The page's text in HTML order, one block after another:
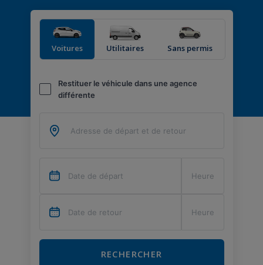
Voitures Utilitaires Sans permis
Restituer le véhicule dans une agence
différente
RECHERCHER